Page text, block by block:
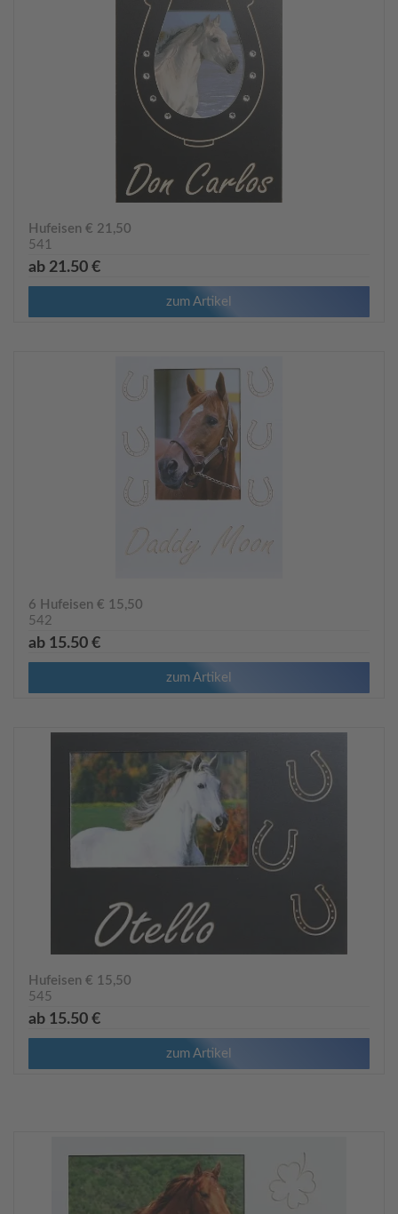
Hufeisen € 21,50
541
ab 21.50 €
zum Artikel
6 Hufeisen € 15,50
542
ab 15.50 €
zum Artikel
Hufeisen € 15,50
545
ab 15.50 €
zum Artikel